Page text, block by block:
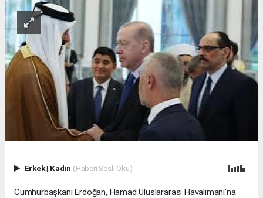
Erkek| Kadın (Haberi Sesli Oku)
Cumhurbaşkanı Erdoğan, Hamad Uluslararası Havalimanı'na